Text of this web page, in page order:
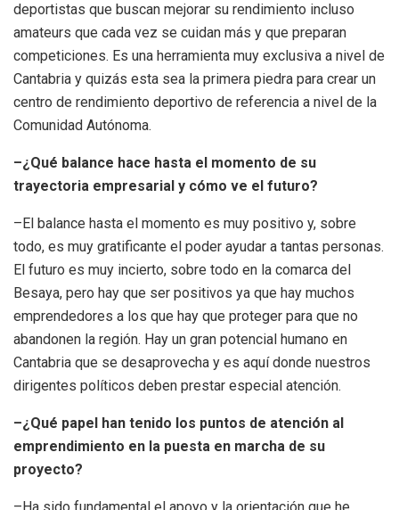
deportistas que buscan mejorar su rendimiento incluso
amateurs que cada vez se cuidan más y que preparan
competiciones. Es una herramienta muy exclusiva a nivel de
Cantabria y quizás esta sea la primera piedra para crear un
centro de rendimiento deportivo de referencia a nivel de la
Comunidad Autónoma.
–¿Qué balance hace hasta el momento de su
trayectoria empresarial y cómo ve el futuro?
–El balance hasta el momento es muy positivo y, sobre
todo, es muy gratificante el poder ayudar a tantas personas.
El futuro es muy incierto, sobre todo en la comarca del
Besaya, pero hay que ser positivos ya que hay muchos
emprendedores a los que hay que proteger para que no
abandonen la región. Hay un gran potencial humano en
Cantabria que se desaprovecha y es aquí donde nuestros
dirigentes políticos deben prestar especial atención.
–¿Qué papel han tenido los puntos de atención al
emprendimiento en la puesta en marcha de su
proyecto?